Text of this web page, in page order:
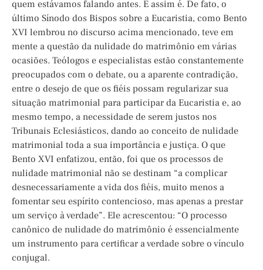
quem estávamos falando antes. E assim é. De fato, o
último Sínodo dos Bispos sobre a Eucaristia, como Bento
XVI lembrou no discurso acima mencionado, teve em
mente a questão da nulidade do matrimônio em várias
ocasiões. Teólogos e especialistas estão constantemente
preocupados com o debate, ou a aparente contradição,
entre o desejo de que os fiéis possam regularizar sua
situação matrimonial para participar da Eucaristia e, ao
mesmo tempo, a necessidade de serem justos nos
Tribunais Eclesiásticos, dando ao conceito de nulidade
matrimonial toda a sua importância e justiça. O que
Bento XVI enfatizou, então, foi que os processos de
nulidade matrimonial não se destinam “a complicar
desnecessariamente a vida dos fiéis, muito menos a
fomentar seu espírito contencioso, mas apenas a prestar
um serviço à verdade”. Ele acrescentou: “O processo
canônico de nulidade do matrimônio é essencialmente
um instrumento para certificar a verdade sobre o vínculo
conjugal.